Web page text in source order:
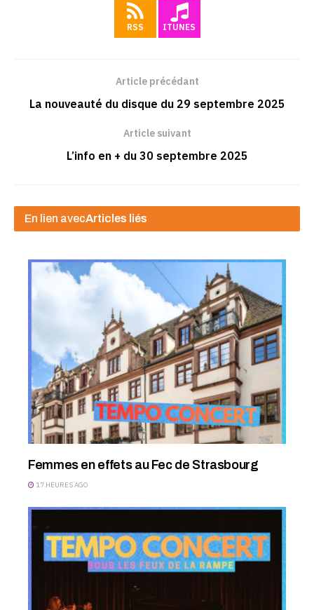
RSS ITUNES
Article précédant
La nouveauté du disque du 29 septembre 2025
Article suivant
L’info en + du 30 septembre 2025
En lien avecArticles liés
Femmes en effets au Fec de Strasbourg
17 HEURES AGO